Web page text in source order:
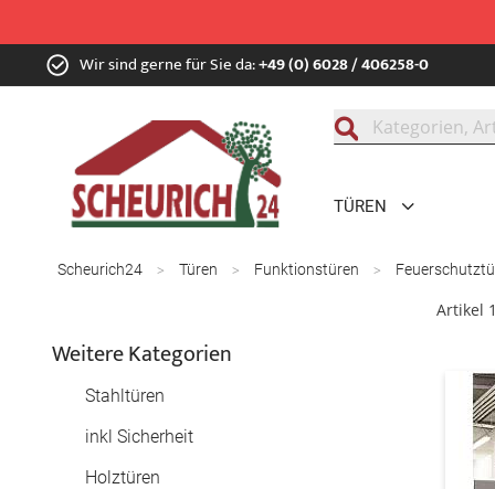
Zum
Inhalt Wir sind gerne für Sie da:+49 (0) 6028 / 406258-0
TÜREN
Scheurich24 Türen Funktionstüren
Artikel
Weitere Kategorien
Stahltüren
inkl Sicherheit
Holztüren